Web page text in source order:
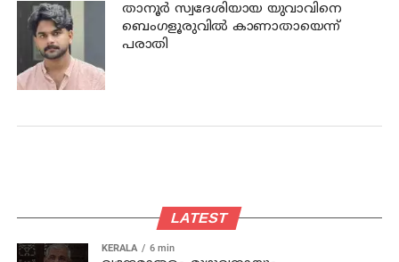
താനൂര്‍ സ്വദേശിയായ യുവാവിനെ
ബെംഗളൂരുവില്‍ കാണാതായെന്ന്
പരാതി
LATEST
KERALA 6 min